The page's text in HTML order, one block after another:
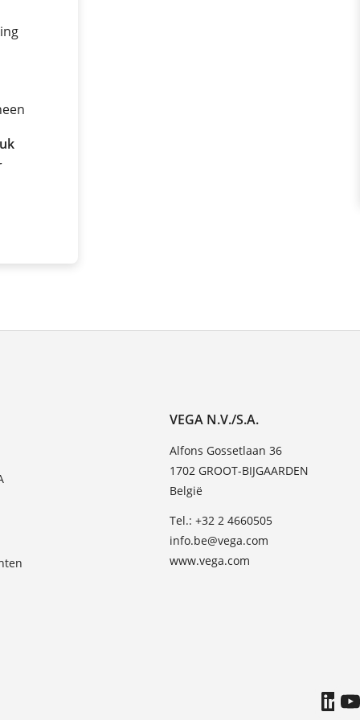
VEGA N.V./S.A.
Alfons Gossetlaan 36
1702 GROOT-BIJGAARDEN
België
Tel.: +32 2 4660505
info.be@vega.com
www.vega.com